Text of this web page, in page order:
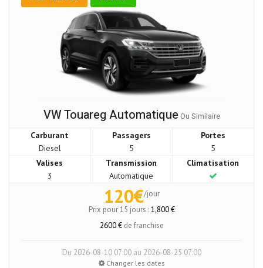
VW Touareg AutomatiqueOu Similaire
Carburant
Diesel
Passagers
5
Portes
5
Valises
3
Transmission
Automatique
Climatisation
120€/jour
Prix pour 15 jours :1,800 €
2600 € de franchise
Du 2026-08-10 07:00 au 2026-08-25 07:00
Changer les dates